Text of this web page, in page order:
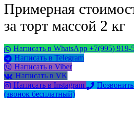
Примерная
за торт массой 2 кг
Написать в WhatsApp +7(995) 919-
Написать в Telegram
Написать в Viber
Написать в VK
Написать в Instagram
(звонок бесплатный)